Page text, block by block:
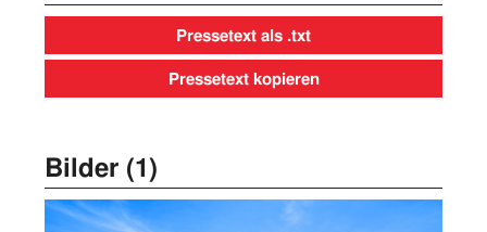
Pressetext als .txt
Pressetext kopieren
Bilder (1)